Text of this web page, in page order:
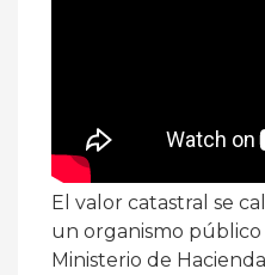
El valor catastral se
un organismo
Ministerio de